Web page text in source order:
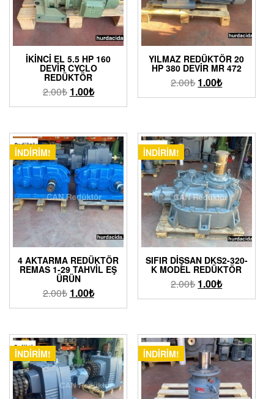
İKINCI EL 5.5 HP 160
DEVIR CYCLO
REDÜKTÖR
2.00₺ 1.00₺
YILMAZ REDÜKTÖR 20
HP 380 DEVIR MR 472
2.00₺ 1.00₺
İNDIRIM!
4 AKTARMA REDÜKTÖR
REMAS 1-29 TAHVIL EŞ
ÜRÜN
2.00₺ 1.00₺
İNDIRIM!
SIFIR DIŞSAN DKS2-320-
K MODEL REDÜKTÖR
2.00₺ 1.00₺
İNDIRIM! İNDIRIM!